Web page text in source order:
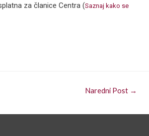
za članice Centra (Saznaj kako se
Naredni Post →